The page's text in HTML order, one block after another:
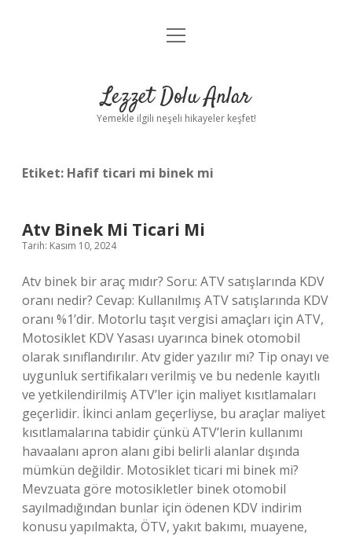
Anasayfa
Yasal Uyarı
menüyü
Lezzet Dolu Anlar
Yemekle ilgili neşeli hikayeler keşfet!
Etiket: Hafif ticari mi binek mi
Atv Binek Mi Ticari Mi
Tarih: Kasım 10, 2024
Atv binek bir araç mıdır? Soru: ATV satışlarında KDV
oranı nedir? Cevap: Kullanılmış ATV satışlarında KDV
oranı %1’dir. Motorlu taşıt vergisi amaçları için ATV,
Motosiklet KDV Yasası uyarınca binek otomobil
olarak sınıflandırılır. Atv gider yazılır mı? Tip onayı ve
uygunluk sertifikaları verilmiş ve bu nedenle kayıtlı
ve yetkilendirilmiş ATV’ler için maliyet kısıtlamaları
geçerlidir. İkinci anlam geçerliyse, bu araçlar maliyet
kısıtlamalarına tabidir çünkü ATV’lerin kullanımı
havaalanı apron alanı gibi belirli alanlar dışında
mümkün değildir. Motosiklet ticari mi binek mi?
Mevzuata göre motosikletler binek otomobil
sayılmadığından bunlar için ödenen KDV indirim
konusu yapılmakta, ÖTV, yakıt bakımı, muayene,